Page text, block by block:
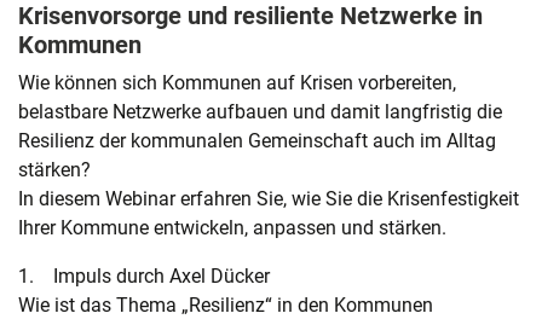
Krisenvorsorge und resiliente Netzwerke in
Kommunen
Wie können sich Kommunen auf Krisen vorbereiten,
belastbare Netzwerke aufbauen und damit langfristig die
Resilienz der kommunalen Gemeinschaft auch im Alltag
stärken?
In diesem Webinar erfahren Sie, wie Sie die Krisenfestigkeit
Ihrer Kommune entwickeln, anpassen und stärken.
1. Impuls durch Axel Dücker
Wie ist das Thema „Resilienz“ in den Kommunen